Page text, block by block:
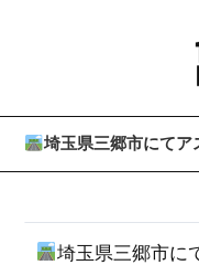
埼玉県三郷市にてア
埼玉県三郷市に